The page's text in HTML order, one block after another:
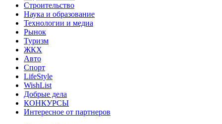
Строительство
Наука и образование
Технологии и медиа
Рынок
Туризм
ЖКХ
Авто
Спорт
LifeStyle
WishList
Добрые дела
КОНКУРСЫ
Интересное от партнеров